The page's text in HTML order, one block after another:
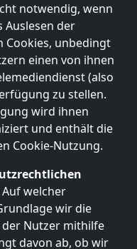
notwendig, wenn
Auslesen der
Cookies, unbedingt
einen von ihnen
(also
zu stellen.
wird ihnen
und enthält die
Cookie-Nutzung.
Auf welcher
wir die
Nutzer mithilfe
davon ab, ob wir